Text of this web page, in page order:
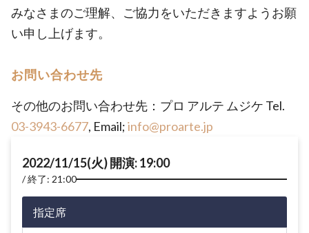
みなさまのご理解、ご協力をいただきますようお願
い申し上げます。
お問い合わせ先
その他のお問い合わせ先：プロ アルテ ムジケ Tel.
03-3943-6677, Email;info@proarte.jp
2022/11/15(火) 開演: 19:00
終了: 21:00
指定席